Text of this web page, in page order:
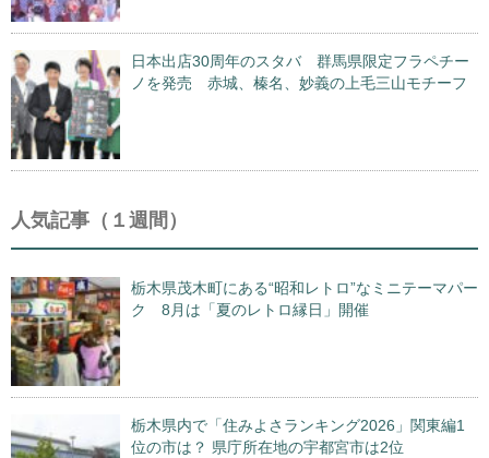
日本出店30周年のスタバ 群馬県限定フラペチー
ノを発売 赤城、榛名、妙義の上毛三山モチーフ
人気記事（１週間）
栃木県茂木町にある“昭和レトロ”なミニテーマパー
ク 8月は「夏のレトロ縁日」開催
栃木県内で「住みよさランキング2026」関東編1
位の市は？ 県庁所在地の宇都宮市は2位